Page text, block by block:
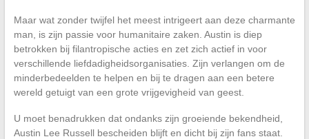
Maar wat zonder twijfel het meest intrigeert aan deze charmante
man, is zijn passie voor humanitaire zaken. Austin is diep
betrokken bij filantropische acties en zet zich actief in voor
verschillende liefdadigheidsorganisaties. Zijn verlangen om de
minderbedeelden te helpen en bij te dragen aan een betere
wereld getuigt van een grote vrijgevigheid van geest.
U moet benadrukken dat ondanks zijn groeiende bekendheid,
Austin Lee Russell bescheiden blijft en dicht bij zijn fans staat.